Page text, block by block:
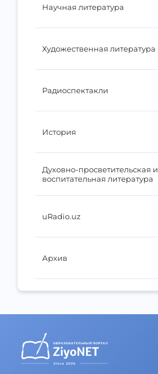
Научная литература
Художественная литература
Радиоспектакли
История
Духовно-просветительская и
воспитательная литература
uRadio.uz
Архив